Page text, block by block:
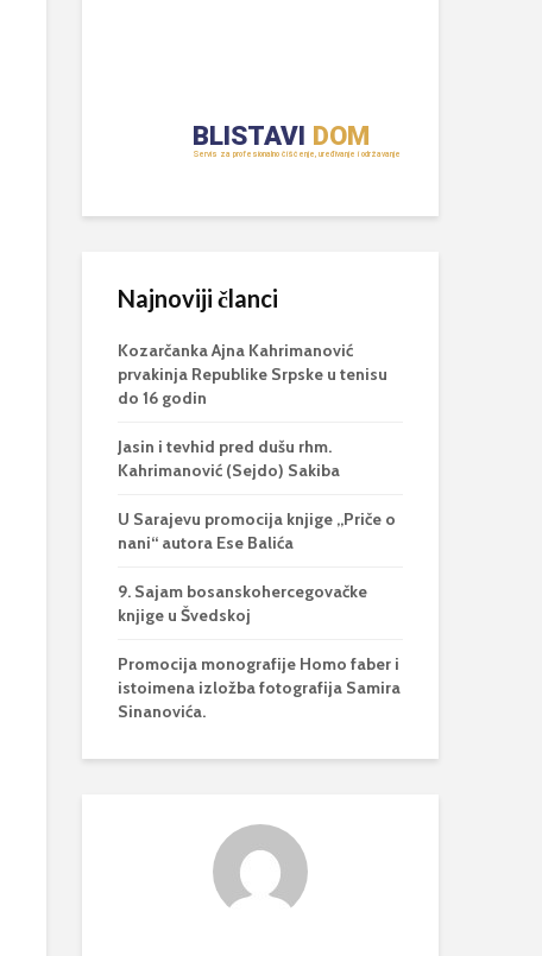
Najnoviji članci
Kozarčanka Ajna Kahrimanović
prvakinja Republike Srpske u tenisu
do 16 godin
Jasin i tevhid pred dušu rhm.
Kahrimanović (Sejdo) Sakiba
U Sarajevu promocija knjige „Priče o
nani“ autora Ese Balića
9. Sajam bosanskohercegovačke
knjige u Švedskoj
Promocija monografije Homo faber i
istoimena izložba fotografija Samira
Sinanovića.